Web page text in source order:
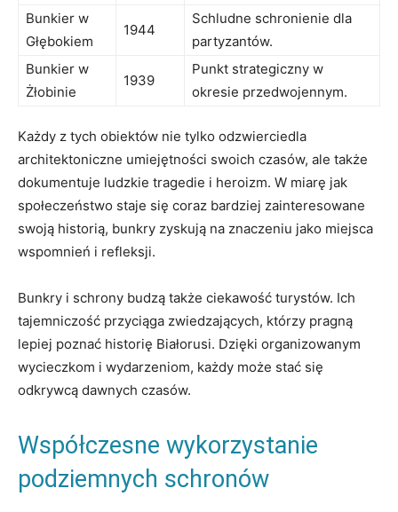
Bunkier w
Głębokiem
1944
Schludne schronienie dla⁢
partyzantów.
Bunkier w
Żłobinie
1939
Punkt strategiczny w
okresie przedwojennym.
Każdy ⁤z ​tych obiektów⁣ nie⁤ tylko odzwierciedla
⁢architektoniczne umiejętności swoich ‌czasów, ⁣ale także
dokumentuje ludzkie ⁤tragedie i heroizm. W⁢ miarę jak
społeczeństwo staje się coraz ⁤bardziej⁤ zainteresowane
⁢swoją historią, bunkry ​zyskują‍ na⁤ znaczeniu jako miejsca
wspomnień i refleksji.
Bunkry i⁣ schrony budzą także ciekawość turystów. ⁢Ich
tajemniczość‍ przyciąga zwiedzających, którzy pragną
lepiej⁣ poznać historię ​Białorusi. Dzięki⁤ organizowanym
⁤wycieczkom i wydarzeniom, każdy może stać się
odkrywcą ⁢dawnych czasów.
Współczesne wykorzystanie
podziemnych ​schronów